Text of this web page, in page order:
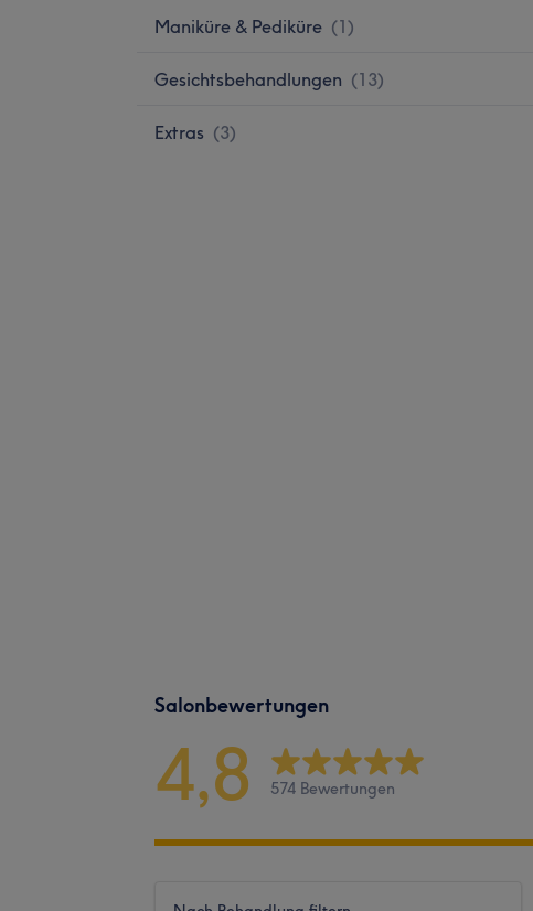
Maniküre & Pediküre (1)
Gesichtsbehandlungen (13)
Extras (3)
Salonbewertungen
4,8 574 Bewertungen